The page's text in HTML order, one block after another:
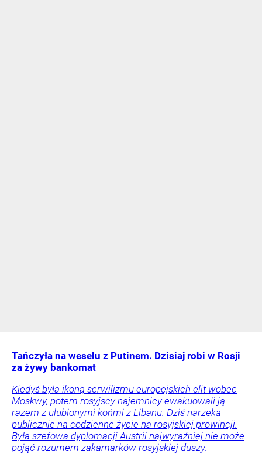
Tańczyła na weselu z Putinem. Dzisiaj robi w Rosji
za żywy bankomat
Kiedyś była ikoną serwilizmu europejskich elit wobec
Moskwy, potem rosyjscy najemnicy ewakuowali ją
razem z ulubionymi końmi z Libanu. Dziś narzeka
publicznie na codzienne życie na rosyjskiej prowincji.
Była szefowa dyplomacji Austrii najwyraźniej nie może
pojąć rozumem zakamarków rosyjskiej duszy.